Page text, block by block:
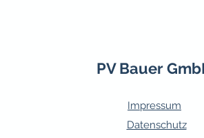
PV Bauer
Impressum
Datenschutz